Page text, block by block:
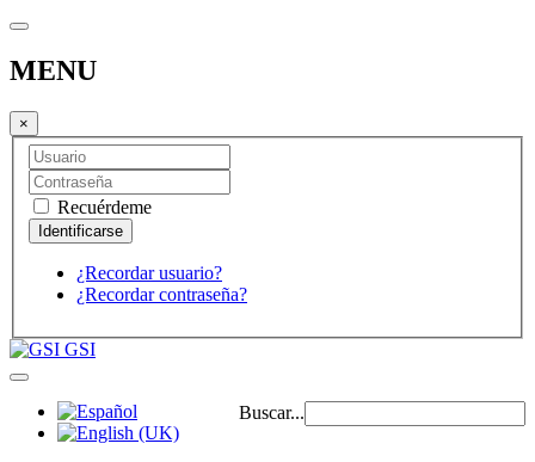
MENU
×
Recuérdeme
¿Recordar usuario?
¿Recordar contraseña?
GSI
Buscar...